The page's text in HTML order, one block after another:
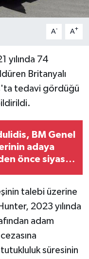
A- A+
yılında 74
Britanyalı
tedavi gördüğü
BM Genel
adaya
önce siyasi
talebi üzerine
2023 yılında
adam
tutukluluk süresinin